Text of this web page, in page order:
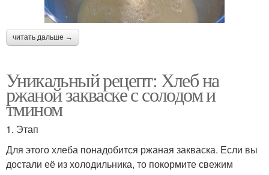
читать дальше →
Уникальный рецепт: Хлеб на
ржаной закваске с солодом и
тмином
1. Этап
Для этого хлеба понадобится ржаная закваска. Если вы
достали её из холодильника, то покормите свежим